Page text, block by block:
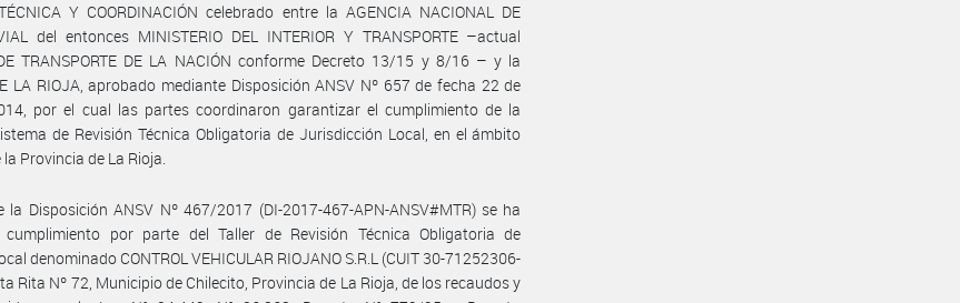
Y COORDINACIÓN celebrado entre la AGENCIA NACIONAL DE
del entonces MINISTERIO DEL INTERIOR Y TRANSPORTE –actual
TRANSPORTE DE LA NACIÓN conforme Decreto 13/15 y 8/16 – y la
LA RIOJA, aprobado mediante Disposición ANSV Nº 657 de fecha 22 de
por el cual las partes coordinaron garantizar el cumplimiento de la
de Revisión Técnica Obligatoria de Jurisdicción Local, en el ámbito
Provincia de La Rioja.
la Disposición ANSV Nº 467/2017 (DI-2017-467-APN-ANSV#MTR) se ha
por parte del Taller de Revisión Técnica Obligatoria de
denominado CONTROL VEHICULAR RIOJANO S.R.L (CUIT 30-71252306-
Rita Nº 72, Municipio de Chilecito, Provincia de La Rioja, de los recaudos y